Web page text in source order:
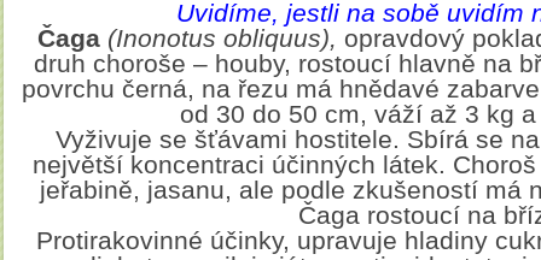
Uvidíme, jestli na sobě uvidím
Čaga (Inonotus obliquus), opravdový
druh choroše – houby, rostoucí hlavně na
povrchu černá, na řezu má hnědavé
od 30 do 50 cm, váží až 3 kg
Vyživuje se šťávami hostitele. Sbírá se
největší koncentraci účinných látek.
jeřabině, jasanu, ale podle zkušeností má
Čaga rostoucí na
Protirakovinné účinky, upravuje hladiny